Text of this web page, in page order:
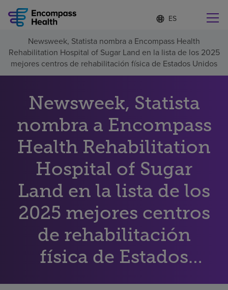
Lista
de
idiomas
contraída
d
o
m
a
e
c
c
i
o
n
d
Encuentre una localidad cerca de usted
Por qué debe elegirnos
Servicios de rehabilitación
Recursos de salud
Acerca de nosotros
Inversores
Newsweek, Statista nombra a Encompass Health
Rehabilitation Hospital of Sugar Land en la lista de los 2025
mejores centros de rehabilitación física de Estados Unidos
Newsweek, Statista
nombra a Encompass
Health Rehabilitation
Hospital of Sugar
Land en la lista de los
2025 mejores centros
de rehabilitación
física de Estados
Unidos